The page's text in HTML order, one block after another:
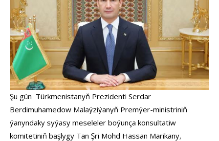
Şu gün Türkmenistanyň Prezidenti Serdar
Berdimuhamedow Malaýziýanyň Premýer-ministriniň
ýanyndaky syýasy meseleler boýunça konsultatiw
komitetiniň başlygy Tan Şri Mohd Hassan Marikany,